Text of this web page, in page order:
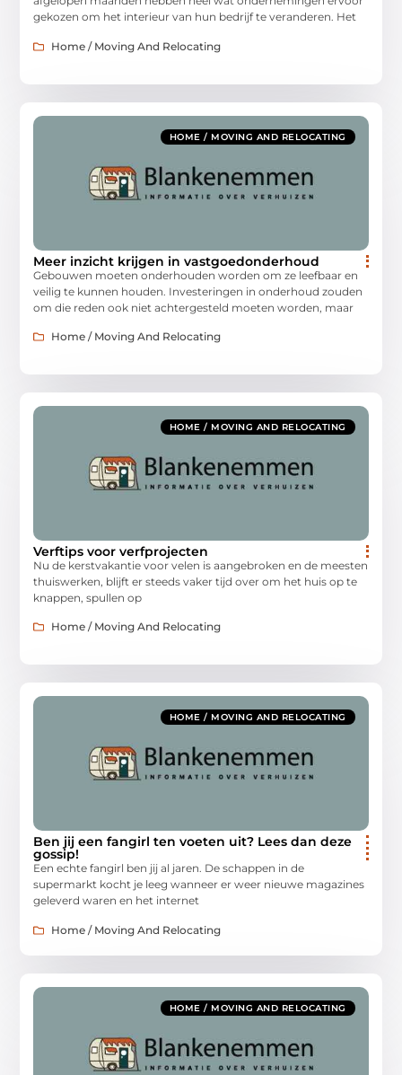
gekozen om het interieur van hun bedrijf te veranderen. Het
Home / Moving And Relocating
HOME / MOVING AND RELOCATING
Meer inzicht krijgen in vastgoedonderhoud
Gebouwen moeten onderhouden worden om ze leefbaar en
veilig te kunnen houden. Investeringen in onderhoud zouden
om die reden ook niet achtergesteld moeten worden, maar
Home / Moving And Relocating
HOME / MOVING AND RELOCATING
Verftips voor verfprojecten
Nu de kerstvakantie voor velen is aangebroken en de meesten
thuiswerken, blijft er steeds vaker tijd over om het huis op te
knappen, spullen op
Home / Moving And Relocating
HOME / MOVING AND RELOCATING
Ben jij een fangirl ten voeten uit? Lees dan deze
gossip!
Een echte fangirl ben jij al jaren. De schappen in de
supermarkt kocht je leeg wanneer er weer nieuwe magazines
geleverd waren en het internet
Home / Moving And Relocating
HOME / MOVING AND RELOCATING